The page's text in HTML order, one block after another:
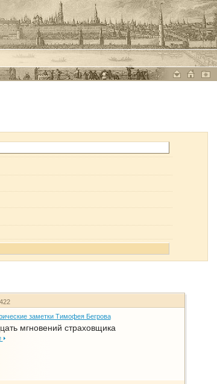
заметки Тимофея Бегрова
мгновений страховщика